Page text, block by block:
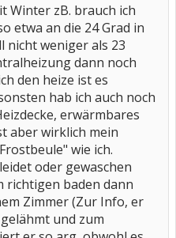
Winter zB. brauch ich
etwa an die 24 Grad in
nicht weniger als 23
dann noch
den heize ist es
hab ich auch noch
erwärmbares
aber wirklich mein
wie ich.
oder gewaschen
richtigen baden dann
Zimmer (Zur Info, er
und zum